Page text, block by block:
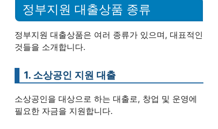
정부지원 대출상품 종류
정부지원 대출상품은 여러 종류가 있으며, 대표적인
것들을 소개합니다.
1. 소상공인 지원 대출
소상공인을 대상으로 하는 대출로, 창업 및 운영에
필요한 자금을 지원합니다.